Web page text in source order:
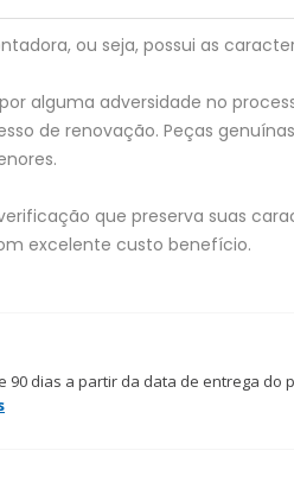
ou seja, possui as
alguma adversidade no
de renovação. Peças
que preserva suas
excelente custo benefício.
90 dias a partir da data de entrega do